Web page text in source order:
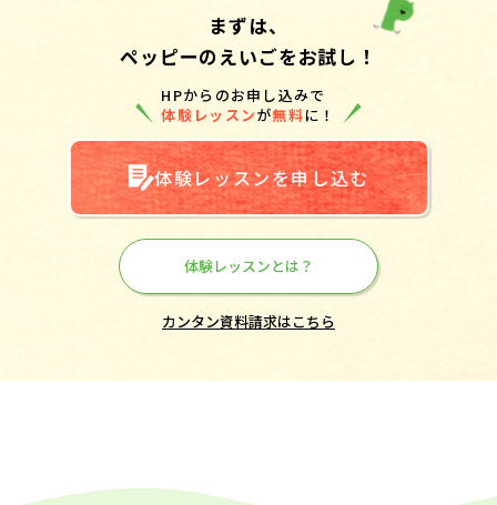
まずは、
ペッピーのえいごをお試し！
HPからのお申し込みで
体験レッスンが無料に！
体験レッスンを申し込む
体験レッスンとは？
カンタン資料請求はこちら